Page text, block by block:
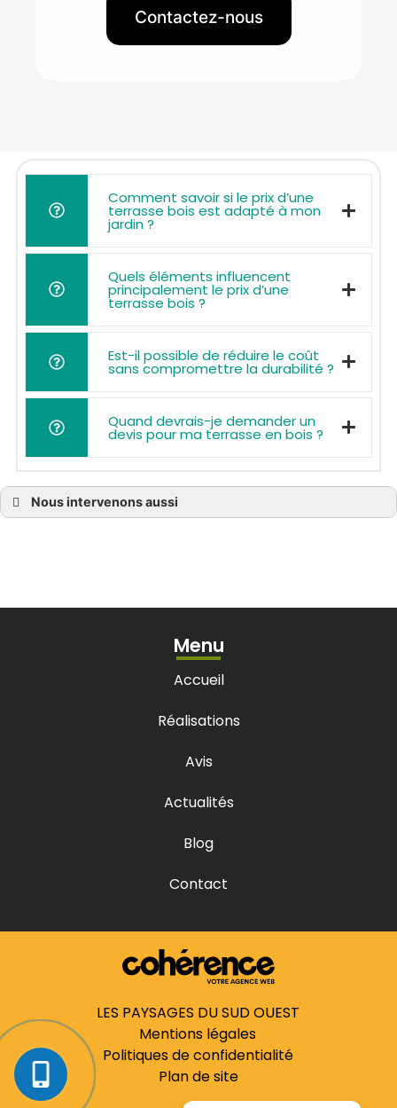
Contactez-nous
Comment savoir si le prix d’une
terrasse bois est adapté à mon
jardin ?
Quels éléments influencent
principalement le prix d’une
terrasse bois ?
Est-il possible de réduire le coût
sans compromettre la durabilité ?
Quand devrais-je demander un
devis pour ma terrasse en bois ?
Nous intervenons aussi
Prix terrasse bois à Marcheprime
Prix terrasse bois à Saint-Caprais-de-Bordeaux
Menu
Accueil
Réalisations
Avis
Actualités
Blog
Contact
LES PAYSAGES DU SUD OUEST
Mentions légales
Politiques de confidentialité
Plan de site